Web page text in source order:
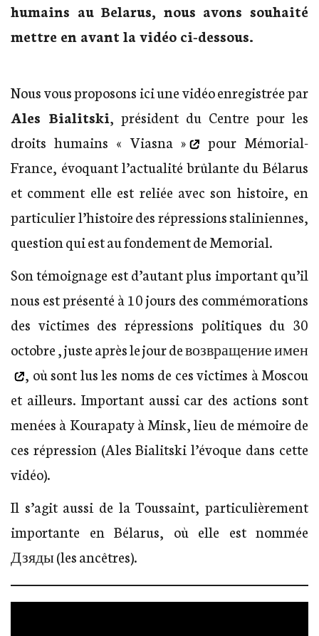
humains au Belarus, nous avons souhaité
mettre en avant la vidéo ci-dessous.
Nous vous proposons ici une vidéo enregistrée par
Ales Bialitski, président du Centre pour les
droits humains « Viasna »
pour Mémorial-
France, évoquant l’actualité brûlante du Bélarus
et comment elle est reliée avec son histoire, en
particulier l’histoire des répressions staliniennes,
question qui est au fondement de Memorial.
Son témoignage est d’autant plus important qu’il
nous est présenté à 10 jours des commémorations
des victimes des répressions politiques du 30
octobre , juste après le jour deвозвращение имен
, où sont lus les noms de ces victimes à Moscou
et ailleurs. Important aussi car des actions sont
menées à Kourapaty à Minsk, lieu de mémoire de
ces répression (Ales Bialitski l’évoque dans cette
vidéo).
Il s’agit aussi de la Toussaint, particulièrement
importante en Bélarus, où elle est nommée
Дзяды (les ancêtres).